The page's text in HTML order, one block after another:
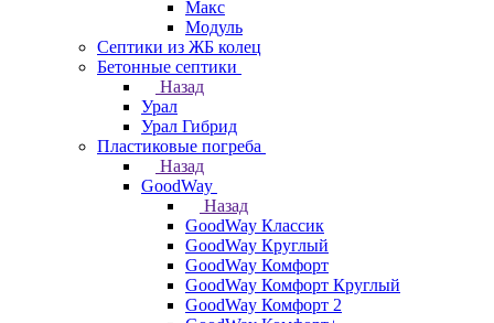
Макс
Модуль
Септики из ЖБ колец
Бетонные септики
Назад
Урал
Урал Гибрид
Пластиковые погреба
Назад
GoodWay
Назад
GoodWay Классик
GoodWay Круглый
GoodWay Комфорт
GoodWay Комфорт Круглый
GoodWay Комфорт 2